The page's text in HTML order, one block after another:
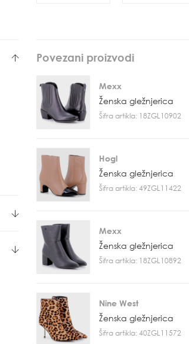
Povezani proizvodi
Mexx
Ženska gležnjerica
Šifra artikla: 18ZGL10902
Hogl
Ženska gležnjerica
Šifra artikla: 49ZGL11422
Mexx
Ženska gležnjerica
Šifra artikla: 18ZGL10892
Nine West
Ženska gležnjerica
Šifra artikla: 40ZGL11572